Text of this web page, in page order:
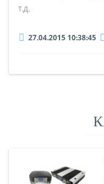
т.д.
27.04.2015 10:38:45